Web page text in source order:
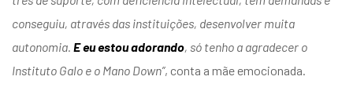
conseguiu, através das instituições, desenvolver muita
autonomia. E eu estou adorando, só tenho a agradecer o
Instituto Galo e o Mano Down”, conta a mãe emocionada.